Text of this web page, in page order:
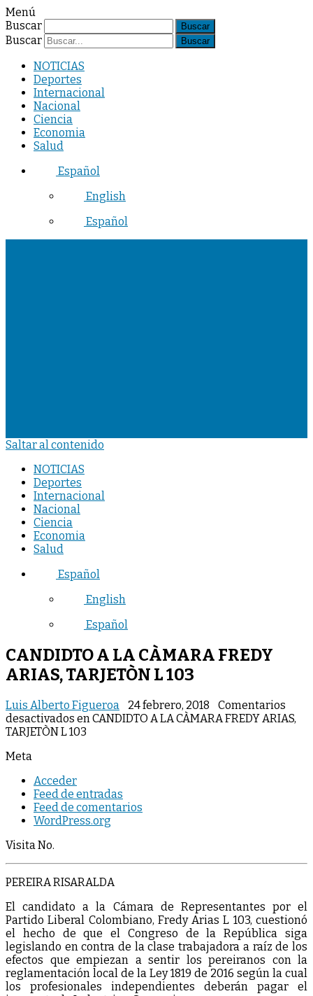
Menú
Buscar
Buscar
NOTICIAS
Deportes
Internacional
Nacional
Ciencia
Economia
Salud
Español
English
Español
Saltar al contenido
NOTICIAS
Deportes
Internacional
Nacional
Ciencia
Economia
Salud
Español
English
Español
CANDIDTO A LA CÀMARA FREDY
ARIAS, TARJETÒN L 103
Luis Alberto Figueroa 24 febrero, 2018
Comentarios
desactivados en CANDIDTO A LA CÀMARA FREDY ARIAS,
TARJETÒN L 103
Meta
Acceder
Feed de entradas
Feed de comentarios
WordPress.org
Visita No.
PEREIRA RISARALDA
El candidato a la Cámara de Representantes por el
Partido Liberal Colombiano, Fredy Arias L 103, cuestionó
el hecho de que el Congreso de la República siga
legislando en contra de la clase trabajadora a raíz de los
efectos que empiezan a sentir los pereiranos con la
reglamentación local de la Ley 1819 de 2016 según la cual
los profesionales independientes deberán pagar el